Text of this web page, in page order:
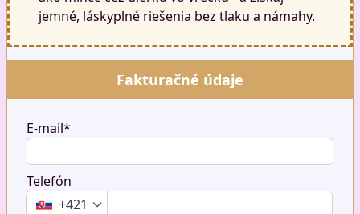
jemné, láskyplné riešenia bez tlaku a námahy.
Fakturačné údaje
E-mail*
Telefón
+421